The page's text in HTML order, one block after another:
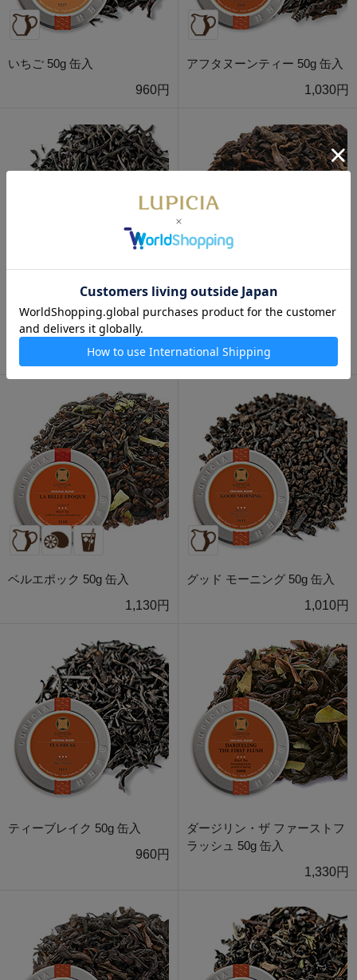
いちご 50g 缶入
960円
アフタヌーンティー 50g 缶入
1,030円
イングリッシュブレンド 50g
缶入
930円
デカフェ・スペシャル 50g 缶
ベルエポック 50g 缶入
1,130円
グッド モーニング 50g 缶入
1,010円
ティーブレイク 50g 缶入
960円
ダージリン・ザ ファーストフ
ラッシュ 50g 缶入
1,330円